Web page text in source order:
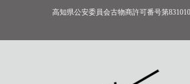
高知県公安委員会古物商許可番号第